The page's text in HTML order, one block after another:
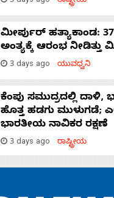
ಮೀರ್ಪುರ್ ಹತ್ಯಾಕಾಂಡ:
ಅಂತ್ಯಕ್ಕೆ ಆರಂಭ ನೀಡಿತ್ತು
3 days ago ಯುವಧ್ವನಿ
ಕೆಂಪು ಸಮುದ್ರದಲ್ಲಿ ದಾಳಿ,
ಹೊತ್ತ ಹಡಗು ಮುಳುಗಡೆ;
ಭಾರತೀಯ ನಾವಿಕರ ರಕ್ಷಣೆ
3 days ago ರಾಷ್ಟ್ರೀಯ